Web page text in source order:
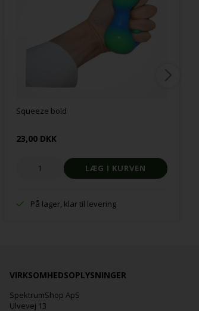
Squeeze bold
23,00 DKK
På lager, klar til levering
VIRKSOMHEDSOPLYSNINGER
SpektrumShop ApS
Ulvevej 13